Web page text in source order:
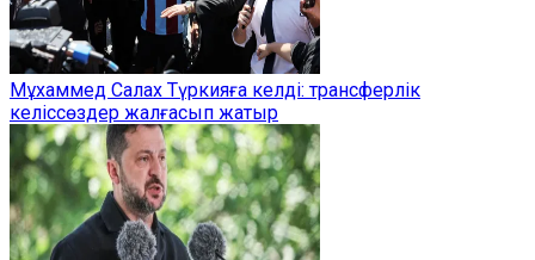
Мұхаммед Салах Түркияға келді: трансферлік
келіссөздер жалғасып жатыр